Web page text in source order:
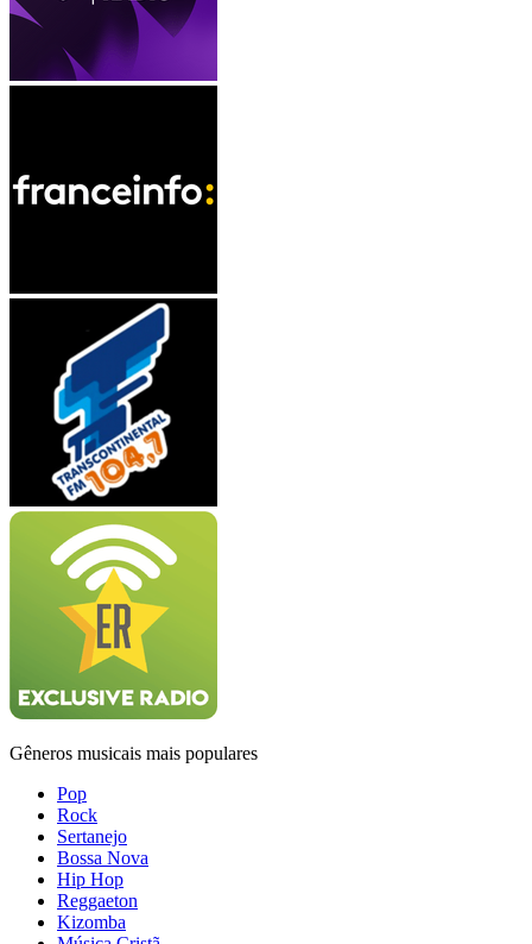
Gêneros musicais mais populares
Pop
Rock
Sertanejo
Bossa Nova
Hip Hop
Reggaeton
Kizomba